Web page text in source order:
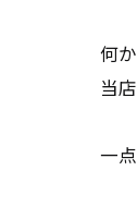
何
当
一